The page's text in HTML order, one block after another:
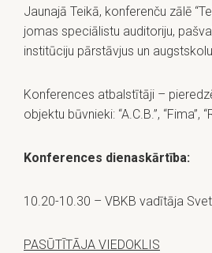
Jaunajā Teikā, konferenču zālē
jomas speciālistu auditoriju,
institūciju pārstāvjus un
Konferences atbalstītāji –
objektu būvnieki: “A.C.B.”, “Fima”,
Konferences dienaskārtība:
10.20-10.30 – VBKB vadītāja
PASŪTĪTĀJA VIEDOKLIS